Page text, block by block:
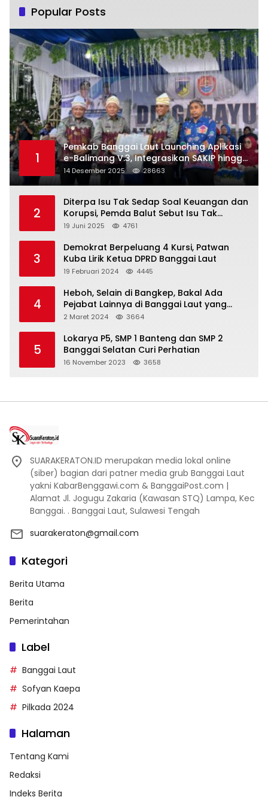
Popular Posts
1
Pemkab Banggai Laut Launching Aplikasi
e-Balimang V.3, Integrasikan SAKIP hingga
Satu Data Layanan Publik
14 Desember 2025 28663
2
Diterpa Isu Tak Sedap Soal Keuangan dan
Korupsi, Pemda Balut Sebut Isu Tak
Berdasar
19 Juni 2025 4761
3
Demokrat Berpeluang 4 Kursi, Patwan
Kuba Lirik Ketua DPRD Banggai Laut
19 Februari 2024 4445
4
Heboh, Selain di Bangkep, Bakal Ada
Pejabat Lainnya di Banggai Laut yang
Bakal di Ciduk, Bagini Kata Kapolres!
2 Maret 2024 3664
5
Lokarya P5, SMP 1 Banteng dan SMP 2
Banggai Selatan Curi Perhatian
16 November 2023 3658
SUARAKERATON.ID merupakan media lokal online
(siber) bagian dari patner media grub Banggai Laut
yakni KabarBenggawi.com & BanggaiPost.com |
Alamat Jl. Jogugu Zakaria (Kawasan STQ) Lampa, Kec
Banggai. . Banggai Laut, Sulawesi Tengah
suarakeraton@gmail.com
Kategori
Berita Utama
Berita
Pemerintahan
Label
Banggai Laut
Sofyan Kaepa
Pilkada 2024
Halaman
Tentang Kami
Redaksi
Indeks Berita